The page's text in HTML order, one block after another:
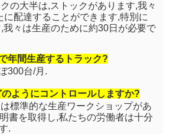
の大半は,ストックがあります,我々
に配達することができます,特別に
我々は生産のために約30日が必要で
年間生産するトラック?
300台/月.
ようにコントロールしますか?
標準的な生産ワークショップがあ
書を取得し,私たちの労働者は十分
.